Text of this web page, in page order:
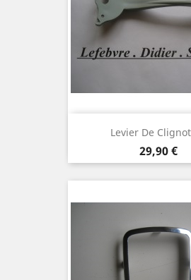
Levier De
Prix
29,90 €